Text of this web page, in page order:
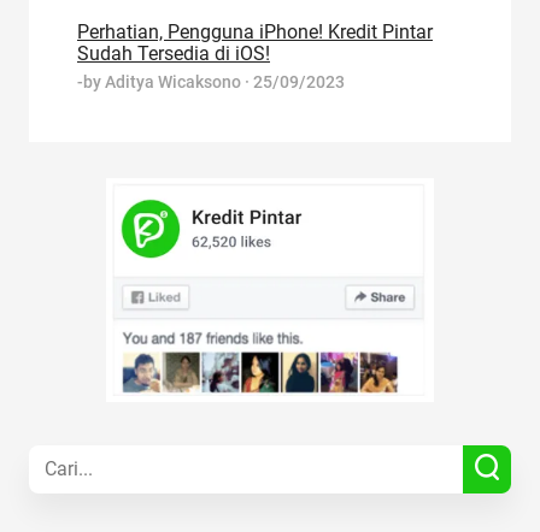
Perhatian, Pengguna iPhone! Kredit Pintar
Sudah Tersedia di iOS!
-byAditya Wicaksono · 25/09/2023